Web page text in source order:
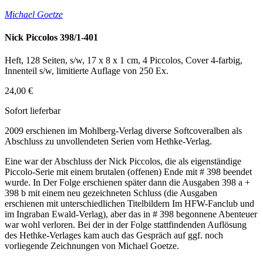
Michael Goetze
Nick Piccolos 398/1-401
Heft, 128 Seiten, s/w, 17 x 8 x 1 cm, 4 Piccolos, Cover 4-farbig,
Innenteil s/w, limitierte Auflage von 250 Ex.
24,00 €
Sofort lieferbar
2009 erschienen im Mohlberg-Verlag diverse Softcoveralben als
Abschluss zu unvollendeten Serien vom Hethke-Verlag.
Eine war der Abschluss der Nick Piccolos, die als eigenständige
Piccolo-Serie mit einem brutalen (offenen) Ende mit # 398 beendet
wurde. In Der Folge erschienen später dann die Ausgaben 398 a +
398 b mit einem neu gezeichneten Schluss (die Ausgaben
erschienen mit unterschiedlichen Titelbildern Im HFW-Fanclub und
im Ingraban Ewald-Verlag), aber das in # 398 begonnene Abenteuer
war wohl verloren. Bei der in der Folge stattfindenden Auflösung
des Hethke-Verlages kam auch das Gespräch auf ggf. noch
vorliegende Zeichnungen von Michael Goetze.